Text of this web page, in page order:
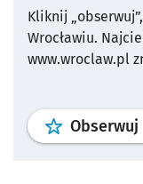
Kliknij
Wrocławiu.
www.wroclaw.pl
Obserwuj